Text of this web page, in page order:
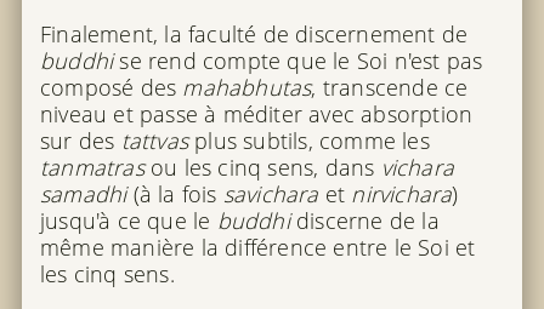
Finalement, la faculté de discernement de
buddhise rend compte que le Soi n'est pas
composé des mahabhutas, transcende ce
niveau et passe à méditer avec absorption
sur des tattvasplus subtils, comme les
tanmatrasou les cinq sens, dans vichara
samadhi(à la fois savichara et nirvichara)
jusqu'à ce que le buddhidiscerne de la
même manière la différence entre le Soi et
les cinq sens.